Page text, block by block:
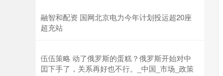
融智和配资 国网北京电力今年计划投运超20座
超充站
伍伍策略 动了俄罗斯的蛋糕？俄罗斯开始对中
囯下手了，关系再好也不行。_中国_市场_政策